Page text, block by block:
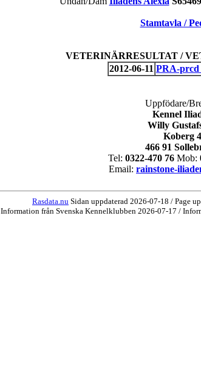
Stamtavla /
VETERINÄRRESULTAT /
2012-06-11 PRA-
Uppfödare/
Kennel
Willy
Koberg 4
466 91
Tel: 0322-470 76 Mob:
Email: rainstone-
Rasdata.nu Sidan uppdaterad 2026-07-18 / Page
Information från Svenska Kennelklubben 2026-07-17 /